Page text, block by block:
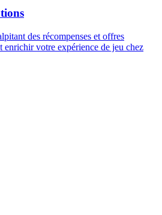
des récompenses et offres
enrichir votre expérience de jeu chez